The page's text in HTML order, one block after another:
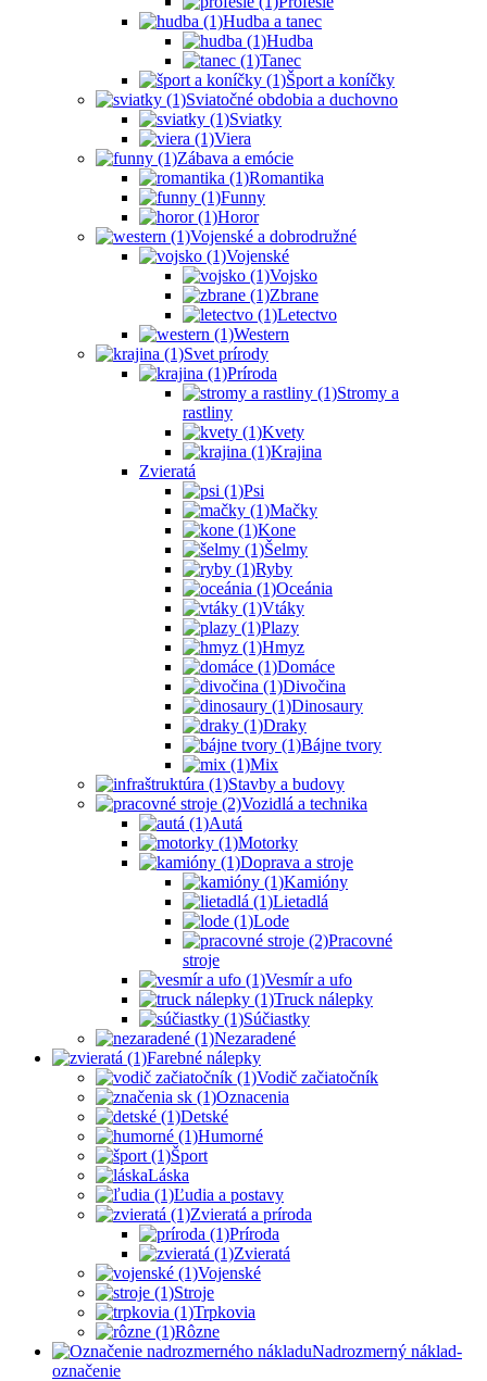
Hudba a tanec
Hudba
Tanec
Šport a koníčky
Sviatočné obdobia a duchovno
Sviatky
Viera
Zábava a emócie
Romantika
Funny
Horor
Vojenské a dobrodružné
Vojenské
Vojsko
Zbrane
Letectvo
Western
Svet prírody
Príroda
Stromy a
rastliny
Kvety
Krajina
Zvieratá
Psi
Mačky
Kone
Šelmy
Ryby
Oceánia
Vtáky
Plazy
Hmyz
Domáce
Divočina
Dinosaury
Draky
Bájne tvory
Mix
Stavby a budovy
Vozidlá a technika
Autá
Motorky
Doprava a stroje
Kamióny
Lietadlá
Lode
Pracovné
stroje
Vesmír a ufo
Truck nálepky
Súčiastky
Nezaradené
Farebné nálepky
Vodič začiatočník
Oznacenia
Detské
Humorné
Šport
Láska
Ľudia a postavy
Zvieratá a príroda
Príroda
Zvieratá
Vojenské
Stroje
Trpkovia
Rôzne
Nadrozmerný náklad-
označenie